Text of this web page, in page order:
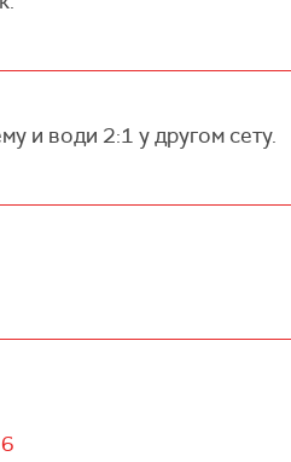
и води 2:1 у другом сету.